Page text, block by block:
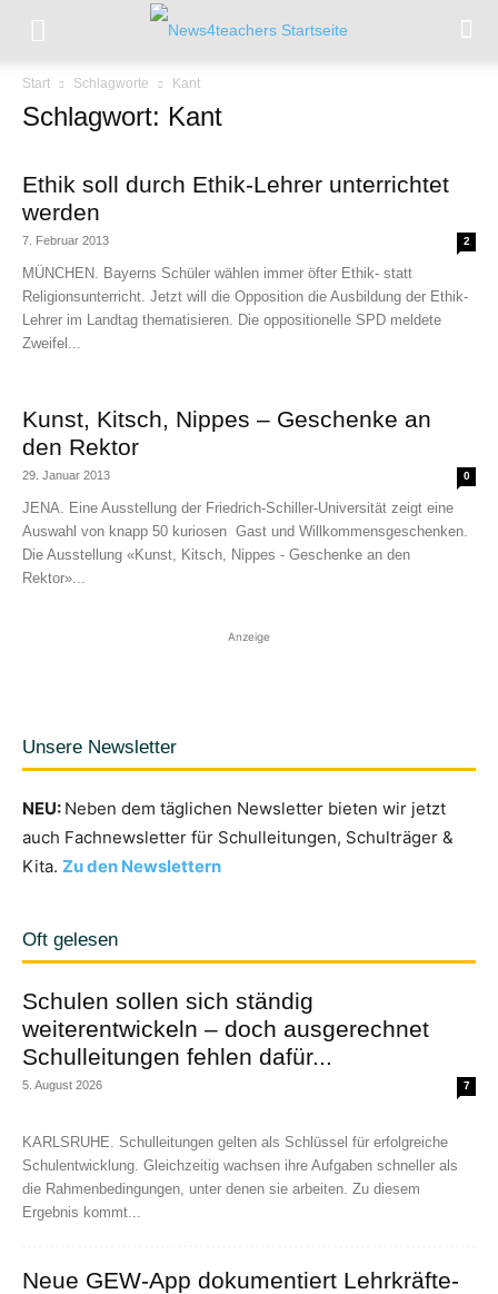
Start Schlagworte Kant
Schlagwort: Kant
Ethik soll durch Ethik-Lehrer unterrichtet
werden
7. Februar 2013 2
MÜNCHEN. Bayerns Schüler wählen immer öfter Ethik- statt
Religionsunterricht. Jetzt will die Opposition die Ausbildung der Ethik-
Lehrer im Landtag thematisieren. Die oppositionelle SPD meldete
Zweifel...
Kunst, Kitsch, Nippes – Geschenke an
den Rektor
29. Januar 2013 0
JENA. Eine Ausstellung der Friedrich-Schiller-Universität zeigt eine
Auswahl von knapp 50 kuriosen Gast und Willkommensgeschenken.
Die Ausstellung «Kunst, Kitsch, Nippes - Geschenke an den
Rektor»...
Anzeige
Unsere Newsletter
NEU: Neben dem täglichen Newsletter bieten wir jetzt
auch Fachnewsletter für Schulleitungen, Schulträger &
Kita. Zu den Newslettern
Oft gelesen
Schulen sollen sich ständig
weiterentwickeln – doch ausgerechnet
Schulleitungen fehlen dafür...
5. August 2026 7
KARLSRUHE. Schulleitungen gelten als Schlüssel für erfolgreiche
Schulentwicklung. Gleichzeitig wachsen ihre Aufgaben schneller als
die Rahmenbedingungen, unter denen sie arbeiten. Zu diesem
Ergebnis kommt...
Neue GEW-App dokumentiert Lehrkräfte-